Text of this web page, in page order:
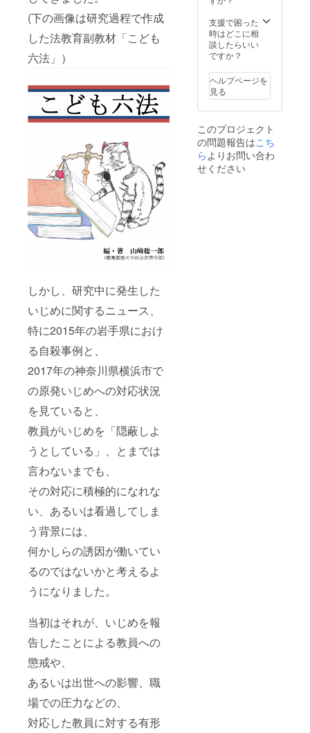
(下の画像は研究過程で作成
した法教育副教材「こども
六法」）
しかし、研究中に発生した
いじめに関するニュース、
特に2015年の岩手県におけ
る自殺事例と、
2017年の神奈川県横浜市で
の原発いじめへの対応状況
を見ていると、
教員がいじめを「隠蔽しよ
うとしている」、とまでは
言わないまでも、
その対応に積極的になれな
い、あるいは看過してしま
う背景には、
何かしらの誘因が働いてい
るのではないかと考えるよ
うになりました。
当初はそれが、いじめを報
告したことによる教員への
懲戒や、
あるいは出世への影響、職
場での圧力などの、
対応した教員に対する有形
出席権
支援で困った
時はどこに相
談したらいい
ですか？
ヘルプページを
見る
このプロジェクト
の問題報告はこち
らよりお問い合わ
せください